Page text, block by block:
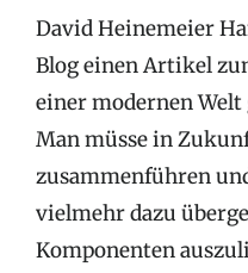
David Heinemeier
Blog einen Artikel
einer modernen Welt
Man müsse in
zusammenführen
vielmehr dazu
Komponenten